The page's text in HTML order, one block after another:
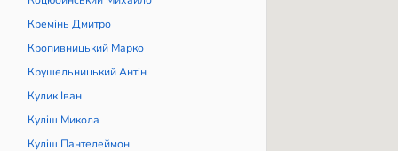
Кремінь Дмитро
Кропивницький Марко
Крушельницький Антін
Кулик Іван
Куліш Микола
Куліш Пантелеймон